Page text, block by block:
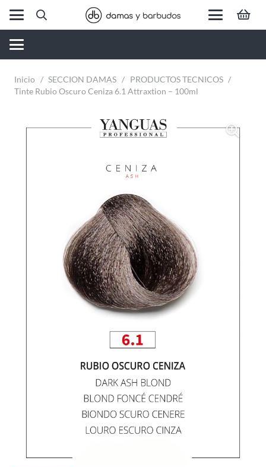
Inicio / SECCION DAMAS / PRODUCTOS TECNICOS /
Tinte Rubio Oscuro Ceniza 6.1 Attraxtion – 100ml